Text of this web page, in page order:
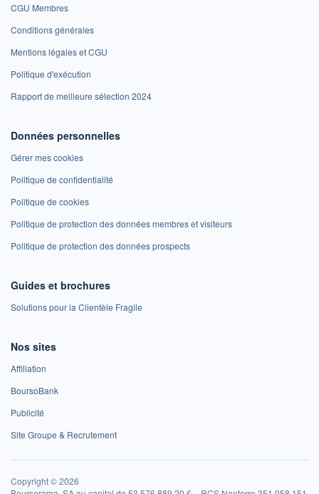
CGU Membres
Conditions générales
Mentions légales et CGU
Politique d'exécution
Rapport de meilleure sélection 2024
Données personnelles
Gérer mes cookies
Politique de confidentialité
Politique de cookies
Politique de protection des données membres et visiteurs
Politique de protection des données prospects
Guides et brochures
Solutions pour la Clientèle Fragile
Nos sites
Affiliation
BoursoBank
Publicité
Site Groupe & Recrutement
Copyright © 2026